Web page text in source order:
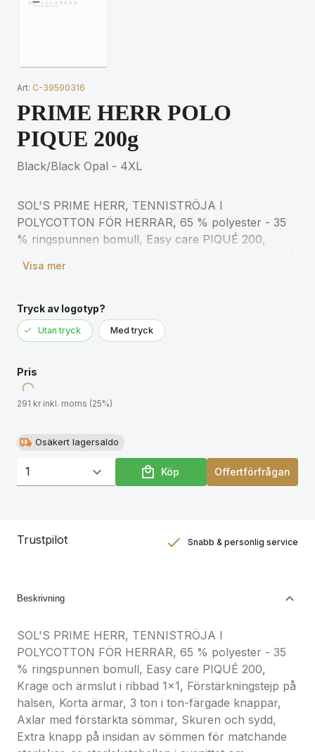
Art: C-39590316
PRIME HERR POLO
PIQUE 200g
Black/Black Opal - 4XL
SOL'S PRIME HERR, TENNISTRÖJA I
POLYCOTTON FÖR HERRAR, 65 % polyester - 35
% ringspunnen bomull, Easy care PIQUÉ 200,
halsen, Korta ärmar, 3 ton i ton-färgade knappar,
Extra knapp på insidan av sömmen för matchande
storlekar, se storlekstabellen i avsnittet om
produktdokumentation.
Visa mer
Tryck av logotyp?
Utan tryck Med tryck
Pris
291 kr inkl. moms (25%)
Osäkert lagersaldo
Köp Offertförfrågan
Trustpilot Snabb & personlig service
Beskrivning
SOL'S PRIME HERR, TENNISTRÖJA I
POLYCOTTON FÖR HERRAR, 65 % polyester - 35
% ringspunnen bomull, Easy care PIQUÉ 200,
Krage och ärmslut i ribbad 1x1, Förstärkningstejp på
halsen, Korta ärmar, 3 ton i ton-färgade knappar,
Axlar med förstärkta sömmar, Skuren och sydd,
Extra knapp på insidan av sömmen för matchande